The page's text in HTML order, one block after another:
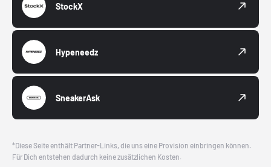
StockX
Hypeneedz
SneakerAsk
*Diese Seite enthält Partner-Links, die uns eine Provision einbringen können.
Für Dich entstehen dadurch keine zusätzlichen Kosten.